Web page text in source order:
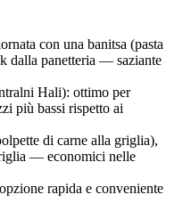
con una banitsa (pasta
dalla panetteria — saziante
Hali): ottimo per
più bassi rispetto ai
di carne alla griglia),
— economici nelle
rapida e conveniente